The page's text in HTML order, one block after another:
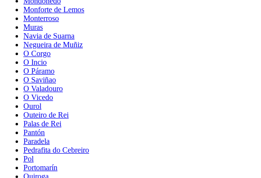
Monforte de Lemos
Monterroso
Muras
Navia de Suarna
Negueira de Muñiz
O Corgo
O Incio
O Páramo
O Saviñao
O Valadouro
O Vicedo
Ourol
Outeiro de Rei
Palas de Rei
Pantón
Paradela
Pedrafita do Cebreiro
Pol
Portomarín
Quiroga